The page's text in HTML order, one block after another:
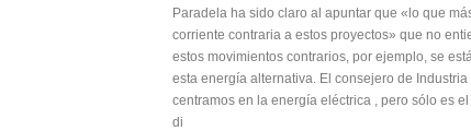
Paradela ha sido claro al apuntar que «lo que
corriente contraria a estos proyectos» que no
estos movimientos contrarios, por ejemplo, se
esta energía alternativa. El consejero de
centramos en la energía eléctrica , pero sólo es
di